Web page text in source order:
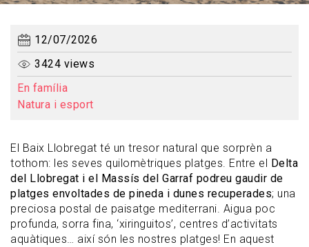
12/07/2026
3424 views
En família
Natura i esport
El Baix Llobregat té un tresor natural que sorprèn a
tothom: les seves quilomètriques platges. Entre el Delta
del Llobregat i el Massís del Garraf podreu gaudir de
platges envoltades de pineda i dunes recuperades; una
preciosa postal de paisatge mediterrani. Aigua poc
profunda, sorra fina, ‘xiringuitos’, centres d’activitats
aquàtiques… així són les nostres platges! En aquest